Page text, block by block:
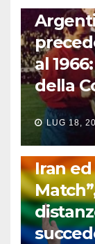
al
della
LUG 18,
FUORI DAL
Iran